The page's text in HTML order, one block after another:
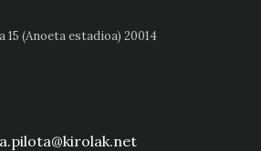
15 (Anoeta estadioa) 20014